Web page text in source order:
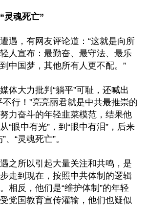
灵魂死亡”
遇，有网友评论道：“这就是向所
人宣布：最勤奋、最守法、最乐
中国梦，其他所有人更不配。”
体大力批判“躺平”可耻，还喊出
不行！”亮亮丽君就是中共最推崇的
力奋斗的年轻韭菜模范，结果他
“眼中有光”，到“眼中有泪”，后来
、“灵魂死亡”。
之所以引起大量关注和共鸣，是
走到现在，按照中共体制的逻辑
相反，他们是“维护体制”的年轻
党国教育宣传灌输，他们也疑似